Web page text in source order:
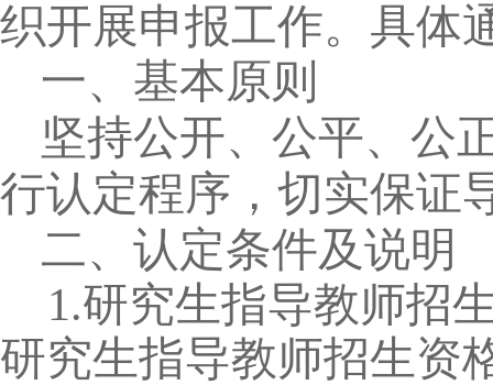
织开展申报工作。具体
一、基本原则
坚持公开、公平、公
行认定程序，切实保证
二、认定条件及说明
1.研究生指导教师招
研究生指导教师招生资